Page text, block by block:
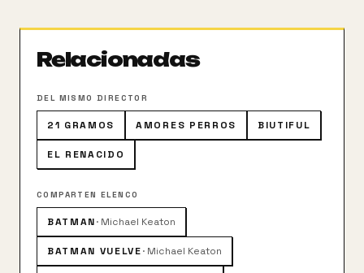
preparándose para el estreno de una obra teatral en
Relacionadas
DEL MISMO DIRECTOR
21 GRAMOS AMORES PERROS BIUTIFUL
EL RENACIDO
COMPARTEN ELENCO
BATMAN· Michael Keaton
BATMAN VUELVE· Michael Keaton